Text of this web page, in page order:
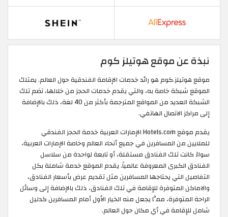
نبذة عن موقع هوتيلز كوم
موقع هوتيلز.كوم هو رائد خدمات الإقامة الفندقية حول العالم. يمتلك
الموقع شبكة خاصة به، والتي يقدم خدمات الحجز من خلالها، تضم تلك
الشبكة العديد من المواقع المترجمة بأكثر من 40 لغة، ذلك بالإضافة
إلى مراكز الاتصال الهاتفي.
يقدم موقع Hotels.com الإمارات العربية خدمة الحجز الفندقي
للملايين من المسافرين في جميع أنحاء العالم وخاصة الإمارات العربية،
سواءً كانت تلك الفنادق مستقلة، أو تابعة لواحدة من سلاسل
الفنادق الكبرى المعروفة عالمياً. يقدم الموقع خدمة شاملة بكل
التفاصيل التي يحتاجها المسافرين مثل تقديم عرض بأسعار الفنادق،
والاماكن المتوفرة للإقامة في تلك الفنادق، ذلك بالإضافة إلى وسائل
الراحة المتوفرة، ممَّا يجعل منه الخيار الأول أمام المسافرين كدليل
شامل للإقامة في أي مكان حول العالم.